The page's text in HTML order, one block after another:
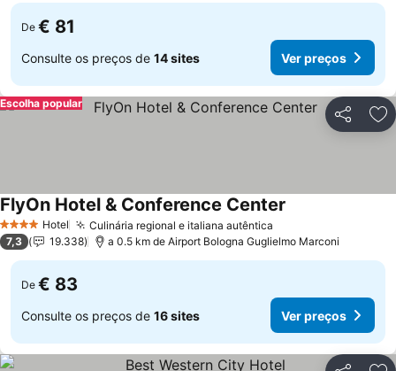
De € 81
Consulte os preços de 14 sites Ver preços
Partilhar
Escolha popular
4 EstrelasHotel Culinária regional e italiana autêntica
FlyOn Hotel & Conference Center
7,3 19.338 a 0.5 km de Airport Bologna Guglielmo Marconi
De € 83
Consulte os preços de 16 sites Ver preços